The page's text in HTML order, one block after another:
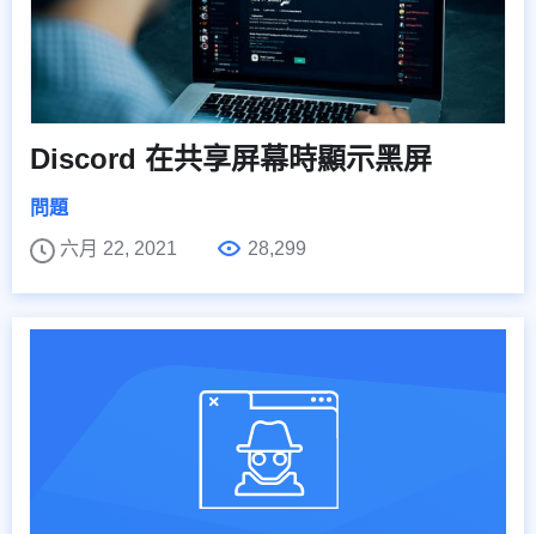
Discord 在共享屏幕時顯示黑屏
問題
六月 22, 2021
28,299